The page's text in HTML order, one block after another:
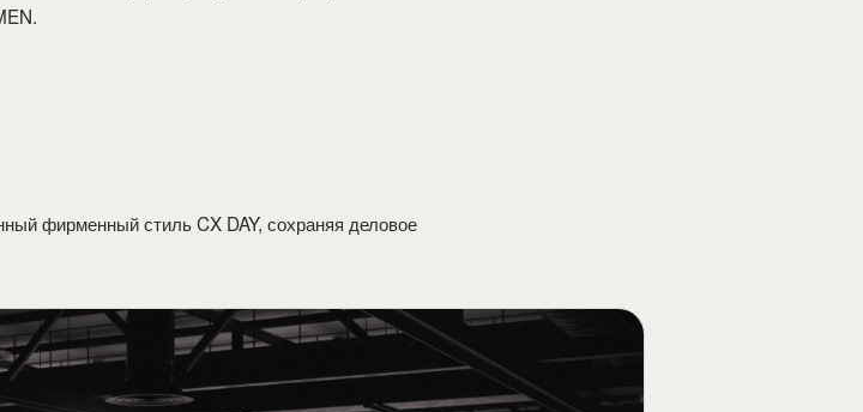
фирменный стиль CX DAY, сохраняя деловое